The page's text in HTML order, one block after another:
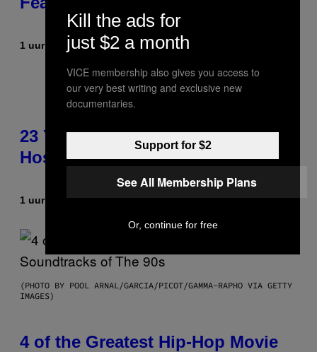
1 uur geledenDoorBrent Koepp
23 Years Ago, a Reality TV Show
Host Was Stabbed on Air
1 uur geledenDoorHaley Miller
(PHOTO BY POOL ARNAL/GARCIA/PICOT/GAMMA-RAPHO VIA GETTY
IMAGES)
4 of the Greatest Hip-Hop Movie
Kill the ads for
just $2 a month
VICE membership also gives you access to
our very best writing and exclusive new
documentaries.
Support for $2
See All Membership Plans
Or, continue for free